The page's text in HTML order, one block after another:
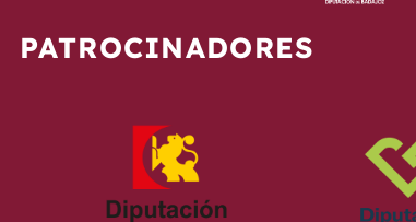
PATROCINADORES